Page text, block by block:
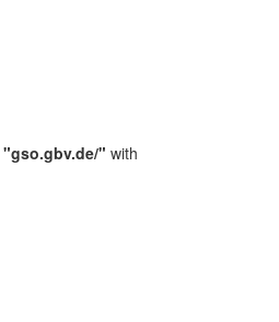
"gso.gbv.de/" with